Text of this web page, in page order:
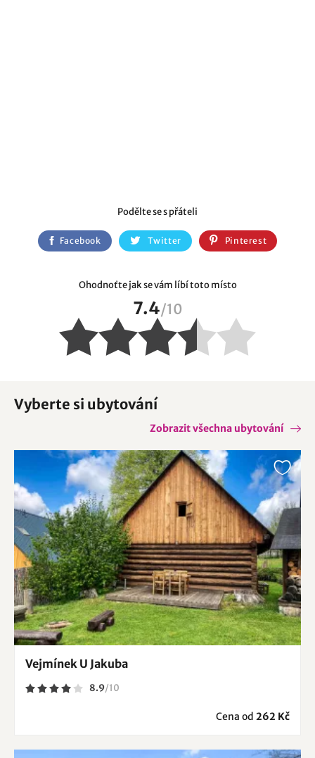
Ohodnoťte jak se vám líbí toto místo
7.4/10
Podělte se s přáteli
Facebook Twitter Pinterest
Vyberte si ubytování
Zobrazit všechna ubytování
Vejmínek U Jakuba
8.9/10
Cena od 262 Kč